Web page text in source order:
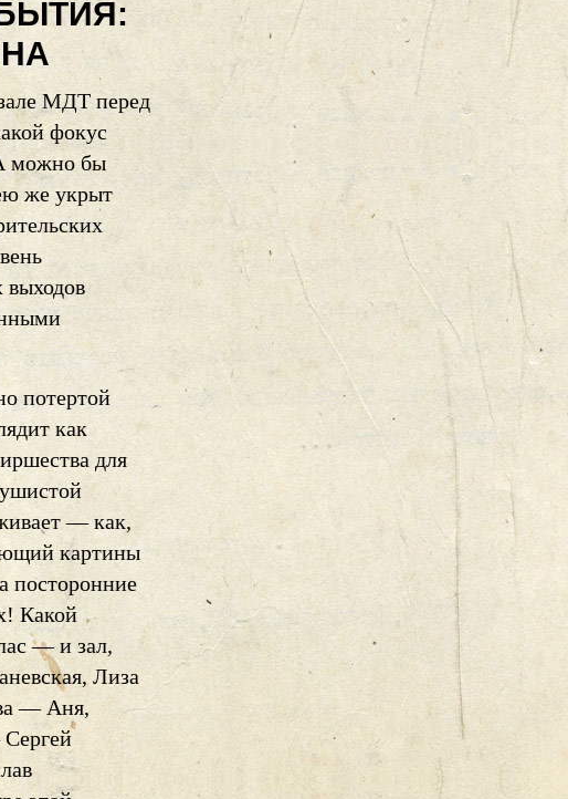
МДТ перед
фокус
можно бы
же укрыт
выходов
потертой
как
для
— как,
картины
посторонние
Какой
— и зал,
Лиза
— Аня,